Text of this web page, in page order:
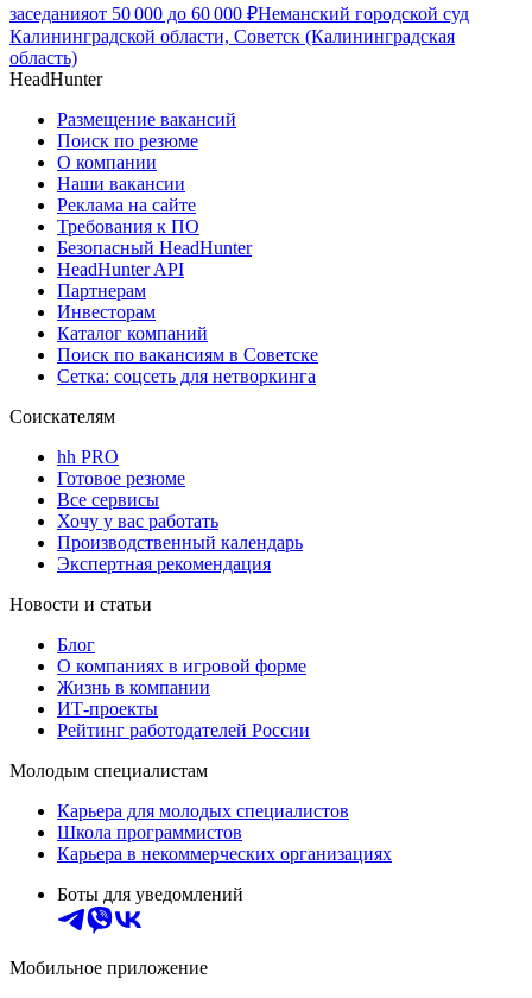
заседанияот 50 000 до 60 000 ₽Неманский городской суд
Калининградской области, Советск (Калининградская
область)
HeadHunter
Размещение вакансий
Поиск по резюме
О компании
Наши вакансии
Реклама на сайте
Требования к ПО
Безопасный HeadHunter
HeadHunter API
Партнерам
Инвесторам
Каталог компаний
Поиск по вакансиям в Советске
Сетка: соцсеть для нетворкинга
Соискателям
hh PRO
Готовое резюме
Все сервисы
Хочу у вас работать
Производственный календарь
Экспертная рекомендация
Новости и статьи
Блог
О компаниях в игровой форме
Жизнь в компании
ИТ-проекты
Рейтинг работодателей России
Молодым специалистам
Карьера для молодых специалистов
Школа программистов
Карьера в некоммерческих организациях
Боты для уведомлений
Мобильное приложение